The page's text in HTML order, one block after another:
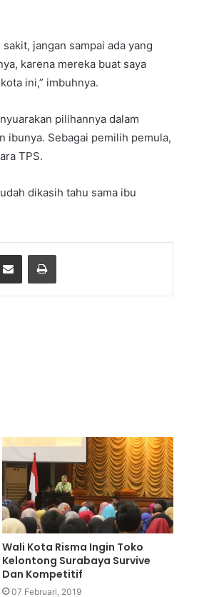
jangan sampai ada yang
karena mereka buat saya
ini,” imbuhnya.
pilihannya dalam
ibunya. Sebagai pemilih pemula,
TPS.
dikasih tahu sama ibu
Share via Email Print
Wali Kota Risma Ingin Toko
Kelontong Surabaya Survive
Dan Kompetitif
07 Februari, 2019